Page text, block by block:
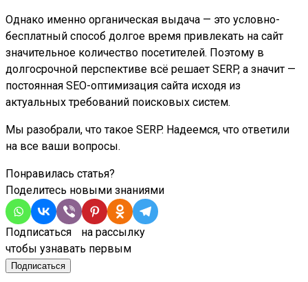
Однако именно органическая выдача — это условно-
бесплатный способ долгое время привлекать на сайт
значительное количество посетителей. Поэтому в
долгосрочной перспективе всё решает SERP, а значит —
постоянная SEO-оптимизация сайта исходя из
актуальных требований поисковых систем.
Мы разобрали, что такое SERP. Надеемся, что ответили
на все ваши вопросы.
Понравилась статья?
Поделитесь новыми знаниями
Подписаться на рассылку
чтобы узнавать первым
Подписаться